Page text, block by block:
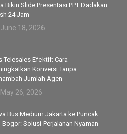
Bikin Slide Presentasi PPT Dadakan
24 Jam
June 18, 2026
Telesales Efektif: Cara
Konversi Tanpa
Jumlah Agen
May 26, 2026
Bus Medium Jakarta ke Puncak
Bogor: Solusi Perjalanan Nyaman